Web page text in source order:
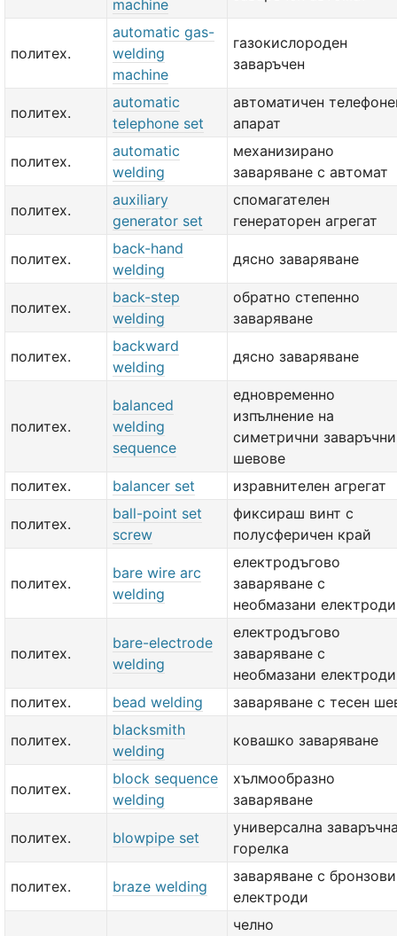
machine
политех.
automatic gas-
welding
machine
газокислороден
заваръчен
политех.
automatic
telephone set
автоматичен
апарат
политех.
automatic
welding
механизирано
заваряване с автомат
политех.
auxiliary
generator set
спомагателен
генераторен агрегат
политех.
back-hand
welding
дясно заваряване
политех.
back-step
welding
обратно степенно
заваряване
политех.
backward
welding
дясно заваряване
политех.
balanced
welding
sequence
едновременно
изпълнение на
симетрични заваръчни
шевове
политех.
balancer set изравнителен агрегат
политех.
ball-point set
screw
фиксираш винт с
полусферичен край
политех.
bare wire arc
welding
електродъгово
заваряване с
необмазани електроди
политех.
bare-electrode
welding
електродъгово
заваряване с
необмазани електроди
политех.
bead welding заваряване с тесен
политех.
blacksmith
welding
ковашко заваряване
политех.
block sequence
welding
хълмообразно
заваряване
политех. blowpipe set
универсална
горелка
политех. braze welding
заваряване с бронзови
електроди
челно